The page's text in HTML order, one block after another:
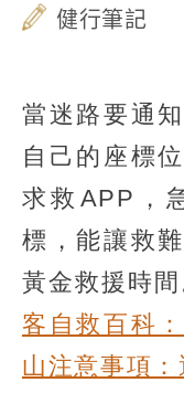
健行筆記
當迷路要通
自己的座標
求救APP，
標，能讓救
黃金救援時間
客自救百科
山注意事項：